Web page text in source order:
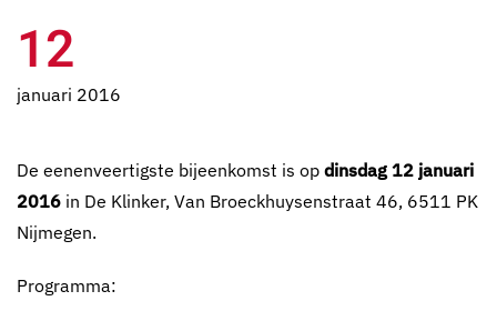
12
januari 2016
De eenenveertigste bijeenkomst is op dinsdag 12 januari
2016 in De Klinker, Van Broeckhuysenstraat 46, 6511 PK
Nijmegen.
Programma: